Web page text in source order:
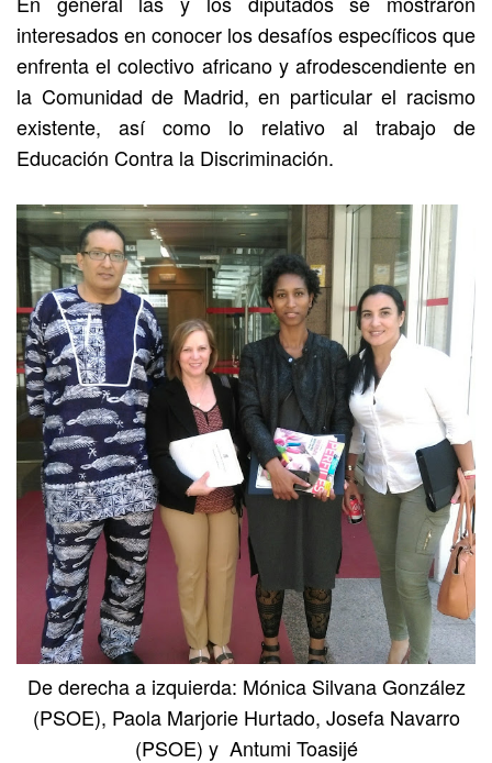
interesados en conocer los desafíos específicos que
enfrenta el colectivo africano y afrodescendiente en
la Comunidad de Madrid,en particular el racismo
existente,
así como lo relativo al trabajo de
Educación Contra la Discriminación.
De derecha a izquierda: Mónica Silvana González
(PSOE), Paola Marjorie Hurtado, Josefa Navarro
(PSOE) y Antumi Toasijé